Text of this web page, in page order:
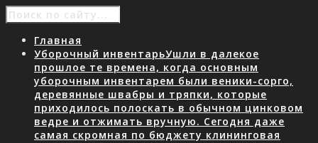
Главная
Уборочный инвентарьУшли в далекое
прошлое те времена, когда основным
уборочным инвентарем были веники-сорго,
деревянные швабры и тряпки, которые
приходилось полоскать в обычном цинковом
ведре и отжимать вручную. Сегодня даже
самая скромная по бюджету клининговая